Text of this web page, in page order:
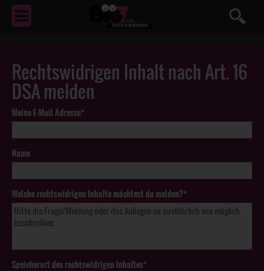
EROTIKVON NEBENAN ...
Rechtswidrigen Inhalt nach Art. 16
DSA melden
Meine E-Mail Adresse*
Name
Welche rechtswidrigen Inhalte möchtest du melden?*
Speicherort des rechtswidrigen Inhaltes*